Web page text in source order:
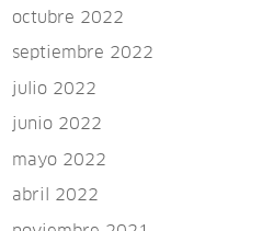
octubre 2022
septiembre 2022
julio 2022
junio 2022
mayo 2022
abril 2022